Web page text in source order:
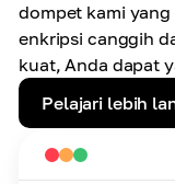
dompet kami
enkripsi canggih
kuat, Anda dapat
Pelajari lebih